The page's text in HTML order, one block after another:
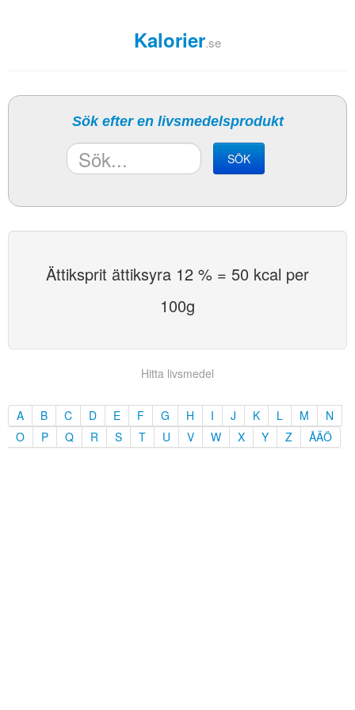
Kalorier.se
Sök efter en livsmedelsprodukt
SÖK
Ättiksprit ättiksyra 12 % = 50 kcal per
100g
Hitta livsmedel
A B C D E F G H I J K L M
N
O
P Q R S T U V W X Y Z ÅÄÖ